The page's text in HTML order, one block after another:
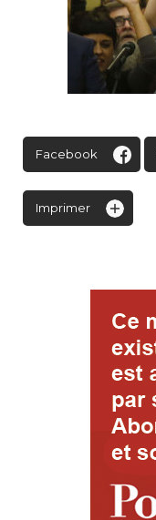
Facebook
Imprimer